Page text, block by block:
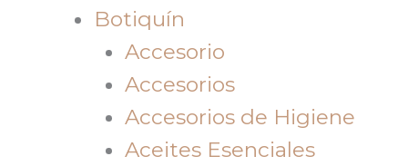
Botiquín
Accesorio
Accesorios
Accesorios de Higiene
Aceites Esenciales